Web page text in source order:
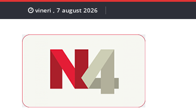
vineri , 7 august 2026